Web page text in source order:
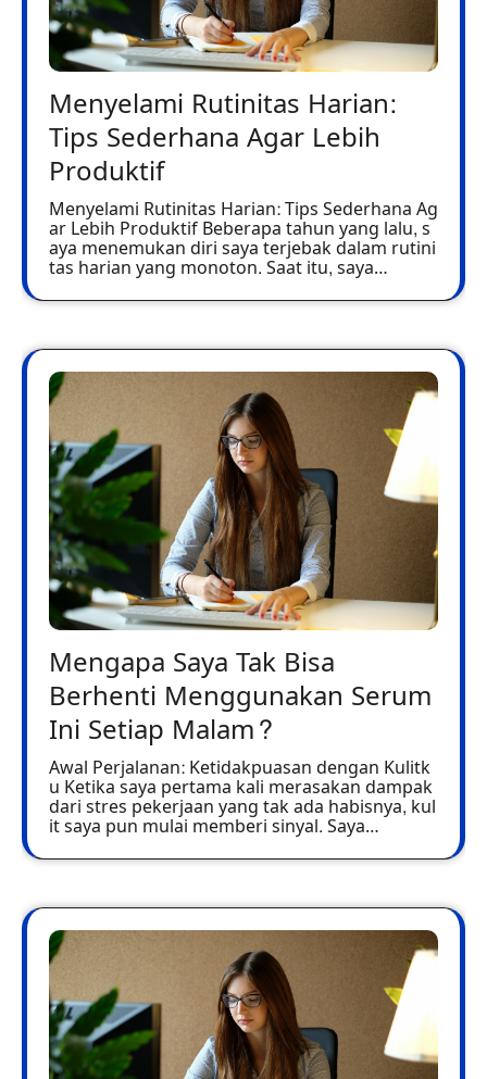
Menyelami Rutinitas Harian:
Tips Sederhana Agar Lebih
Produktif
Menyelami Rutinitas Harian: Tips Sederhana Ag
ar Lebih Produktif Beberapa tahun yang lalu, s
aya menemukan diri saya terjebak dalam rutini
tas harian yang monoton. Saat itu, saya…
Mengapa Saya Tak Bisa
Berhenti Menggunakan Serum
Ini Setiap Malam?
Awal Perjalanan: Ketidakpuasan dengan Kulitk
u Ketika saya pertama kali merasakan dampak
dari stres pekerjaan yang tak ada habisnya, kul
it saya pun mulai memberi sinyal. Saya…